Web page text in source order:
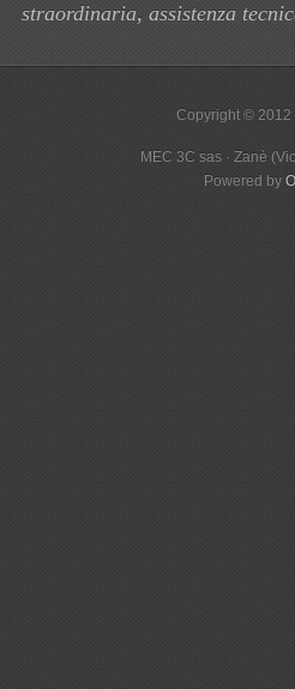
straordinaria, assistenza
Copyright © 2012
MEC 3C sas · Zanè
Powered by